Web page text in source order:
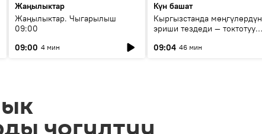
Жаңылыктар
Жаңылыктар. Чыгарылыш
09:00
09:00 4 мин
Күн башат
Кыргызстанда мөңгүлөрдүн
эриши тездеди — токтотуу
09:04 46 мин